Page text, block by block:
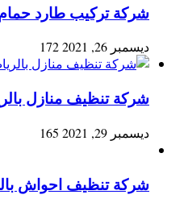
شركة تركيب طارد
ديسمبر 26, 2021 172
شركة تنظيف منازل
ديسمبر 29, 2021 165
شركة تنظيف احواش